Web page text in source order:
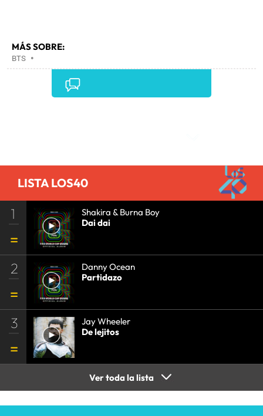
MÁS SOBRE:
BTS •
LISTA LOS40
1
Shakira & Burna Boy
Dai dai
2
Danny Ocean
Partidazo
3
Jay Wheeler
De lejitos
Ver toda la lista